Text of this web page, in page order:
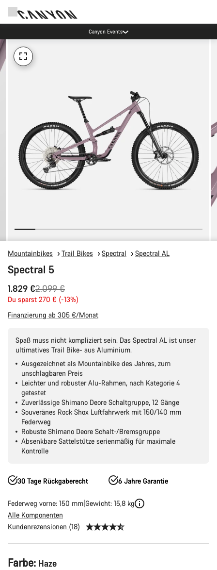
Canyon Events
Mountainbikes Trail Bikes Spectral Spectral AL
Spectral 5
1.829 €
Ursprungspreis
2.099 €
Du sparst 270 € (-13%)
Finanzierung ab 305 €/Monat
Spaß muss nicht kompliziert sein. Das Spectral AL ist unser
ultimatives Trail Bike- aus Aluminium.
Ausgezeichnet als Mountainbike des Jahres, zum
unschlagbaren Preis
Leichter und robuster Alu-Rahmen, nach Kategorie 4
getestet
Zuverlässige Shimano Deore Schaltgruppe, 12 Gänge
Souveränes Rock Shox Luftfahrwerk mit 150/140 mm
Federweg
Robuste Shimano Deore Schalt-/Bremsgruppe
Absenkbare Sattelstütze serienmäßig für maximale
Kontrolle
30 Tage Rückgaberecht 6 Jahre Garantie
Federweg vorne: 150 mm Gewicht: 15,8 kg
Alle Komponenten
Kundenrezensionen (18)
Produktkonfiguration
Farbe: Haze